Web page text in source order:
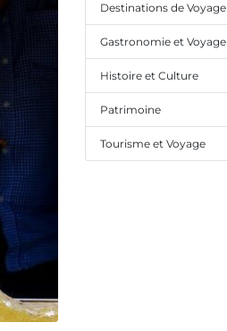
Destinations de Voyage
Gastronomie et Voyage
Histoire et Culture
Patrimoine
Tourisme et Voyage